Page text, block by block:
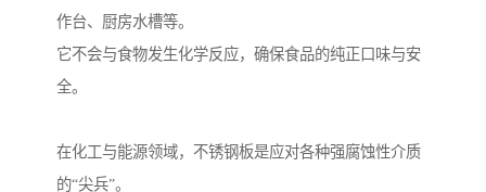
作台、厨房水槽等。
它不会与食物发生化学反应，确保食品的纯正口味与安
全。
在化工与能源领域，不锈钢板是应对各种强腐蚀性介质
的“尖兵”。